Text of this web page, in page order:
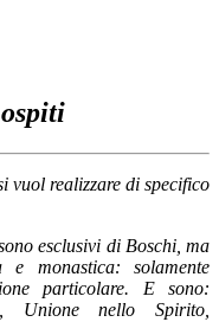
vuol realizzare di specifico
esclusivi di Boschi, ma
monastica: solamente
particolare. E sono:
Unione nello Spirito,